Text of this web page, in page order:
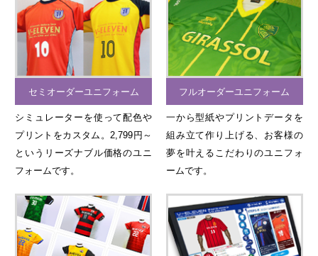
セミオーダーユニフォーム
シミュレーターを使って配色や
プリントをカスタム。2,799円～
というリーズナブル価格のユニ
フォームです。
フルオーダーユニフォーム
一から型紙やプリントデータを
組み立て作り上げる、お客様の
夢を叶えるこだわりのユニフォ
ームです。